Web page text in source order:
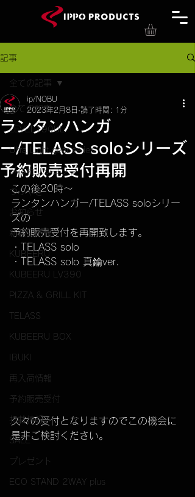
記事
全ての記事
LEVEL190UL
Ultra Light gear series
メルカリショップ
つぶやき
お知らせ
新製品情報
KUBEERU
KUBEERU LV390
PIZZA & GRILL KIT
TELASS
KUBEERU BOX
IBUKI
再入荷情報
予約販売受付
掲載情報
SALE
プレゼント
ECO STAND 2WAY plus
全ての記事
ランタンハンガ
ー/TELASS soloシリーズ
予約販売受付再開
ip/NOBU
2023年2月8日 読了時間: 1分
この後20時〜
ランタンハンガー/TELASS soloシリー
ズの
予約販売受付を再開致します。
・TELASS solo
・TELASS solo 真鍮ver.
久々の受付となりますのでこの機会に
是非ご検討ください。